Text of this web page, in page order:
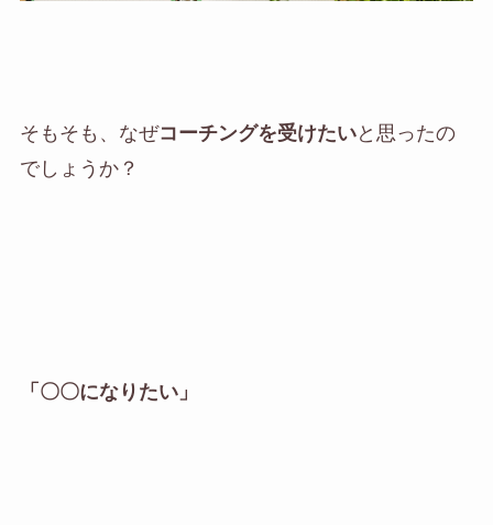
そもそも、なぜコーチングを受けたいと思ったの
でしょうか？
「〇〇になりたい」